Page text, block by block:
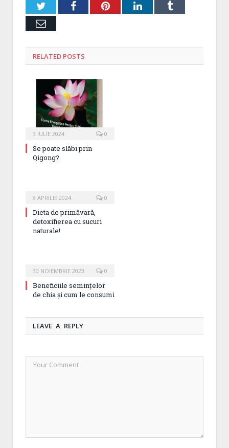
TwitterFacebookPinterestLinkedInTumblr
Email
RELATED POSTS
3 IULIE 2024 0
Se poate slăbi prin
Qigong?
8 APRILIE 2024 0
Dieta de primăvară,
detoxifierea cu sucuri
naturale!
30 NOIEMBRIE 2023 0
Beneficiile semințelor
de chia și cum le consumi
LEAVE A REPLY